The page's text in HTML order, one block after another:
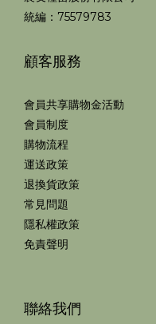
統編：75579783
顧客服務
會員共享購物金活動
會員制度
購物流程
運送政策
退換貨政策
常見問題
隱私權政策
免責聲明
聯絡我們